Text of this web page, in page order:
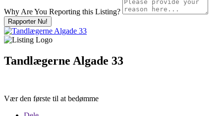
Why Are You Reporting this Listing?
Rapporter Nu!
Tandlægerne Algade 33
Vær den første til at bedømme